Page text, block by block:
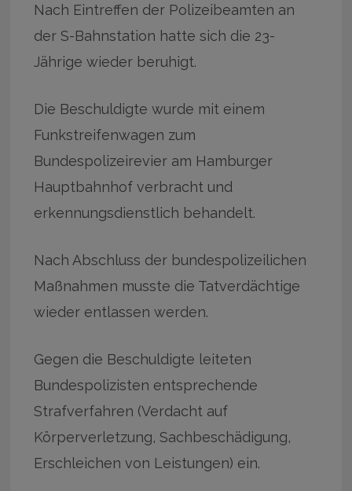
Nach Eintreffen der Polizeibeamten an
der S-Bahnstation hatte sich die 23-
Jährige wieder beruhigt.
Die Beschuldigte wurde mit einem
Funkstreifenwagen zum
Bundespolizeirevier am Hamburger
Hauptbahnhof verbracht und
erkennungsdienstlich behandelt.
Nach Abschluss der bundespolizeilichen
Maßnahmen musste die Tatverdächtige
wieder entlassen werden.
Gegen die Beschuldigte leiteten
Bundespolizisten entsprechende
Strafverfahren (Verdacht auf
Körperverletzung, Sachbeschädigung,
Erschleichen von Leistungen) ein.